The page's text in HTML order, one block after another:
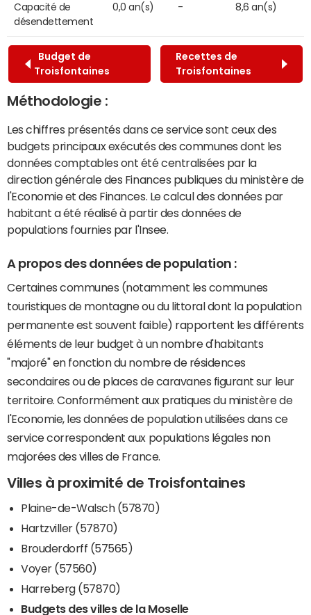
Capacité de
désendettement
0,0 an(s) - 8,6 an(s)
Budget de
Troisfontaines
Recettes de
Troisfontaines
Méthodologie :
Les chiffres présentés dans ce service sont ceux des
budgets principaux exécutés des communes dont les
données comptables ont été centralisées par la
direction générale des Finances publiques du ministère de
l'Economie et des Finances. Le calcul des données par
habitant a été réalisé à partir des données de
populations fournies par l'Insee.
A propos des données de population :
Certaines communes (notamment les communes
touristiques de montagne ou du littoral dont la population
permanente est souvent faible) rapportent les différents
éléments de leur budget à un nombre d'habitants
"majoré" en fonction du nombre de résidences
secondaires ou de places de caravanes figurant sur leur
territoire. Conformément aux pratiques du ministère de
l'Economie, les données de population utilisées dans ce
service correspondent aux populations légales non
majorées des villes de France.
Villes à proximité de Troisfontaines
Plaine-de-Walsch (57870)
Hartzviller (57870)
Brouderdorff (57565)
Voyer (57560)
Harreberg (57870)
Budgets des villes de la Moselle